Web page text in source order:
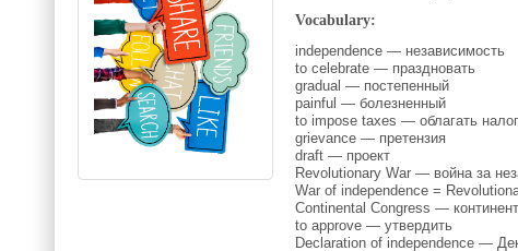
Vocabulary:
independence — независимость
to celebrate — праздновать
gradual — постепенный
painful — болезненный
to impose taxes — облагать
grievance — претензия
draft — проект
Revolutionary War — война за
War of independence =
Continental Congress —
to approve — утвердить
Declaration of independence —